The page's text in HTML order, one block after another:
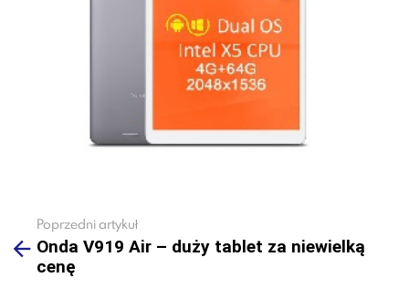
more
Poprzedni artykuł
Onda V919 Air – duży tablet za niewielką
cenę